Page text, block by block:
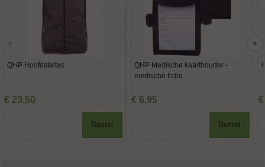
QHP Hoofdsteltas
€ 23,50
Bestel
QHP Medische kaarthouder -
medische fiche
€ 6,95
Bestel
€